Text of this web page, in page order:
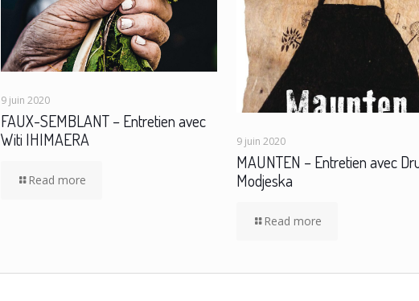
9 juin 2020
FAUX-SEMBLANT – Entretien avec
Witi IHIMAERA
Read more
9 juin 2020
MAUNTEN – Entretien avec
Modjeska
Read more